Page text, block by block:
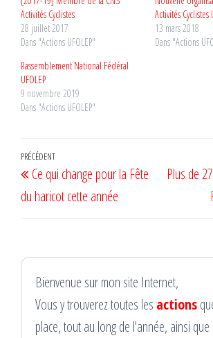
Activités Cyclistes
28 juillet 2017
Dans "Actions UFOLEP"
Activités Cyclistes
13 mars 2018
Dans "Actions
Rassemblement National Fédéral
UFOLEP
9 novembre 2019
Dans "Actions UFOLEP"
Navigation
de
l’article
Article
précédent
PRÉCÉDENT
Ce qui change pour la Fête
du haricot cette année
Plus de
Bienvenue sur mon site Internet,
Vous y trouverez toutes les actions
place, tout au long de l'année, ainsi que